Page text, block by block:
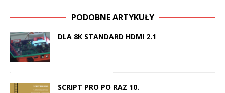
PODOBNE ARTYKUŁY
DLA 8K STANDARD HDMI 2.1
SCRIPT PRO PO RAZ 10.